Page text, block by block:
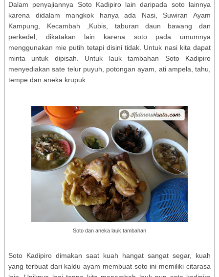
Dalam penyajiannya Soto Kadipiro lain daripada soto lainnya
karena didalam mangkok hanya ada Nasi, Suwiran Ayam
Kampung, Kecambah ,Kubis, taburan daun bawang dan
perkedel, dikatakan lain karena soto pada umumnya
menggunakan mie putih tetapi disini tidak. Untuk nasi kita dapat
minta untuk dipisah. Untuk lauk tambahan Soto Kadipiro
menyediakan sate telur puyuh, potongan ayam, ati ampela, tahu,
tempe dan aneka krupuk.
Soto dan aneka lauk tambahan
Soto Kadipiro dimakan saat kuah hangat sangat segar, kuah
yang terbuat dari kaldu ayam membuat soto ini memiliki citarasa